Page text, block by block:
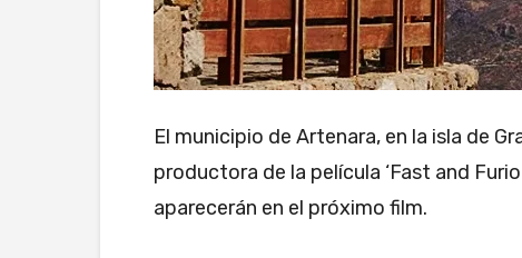
El municipio de Artenara, en la isla de
productora de la película ‘Fast and
aparecerán en el próximo film.